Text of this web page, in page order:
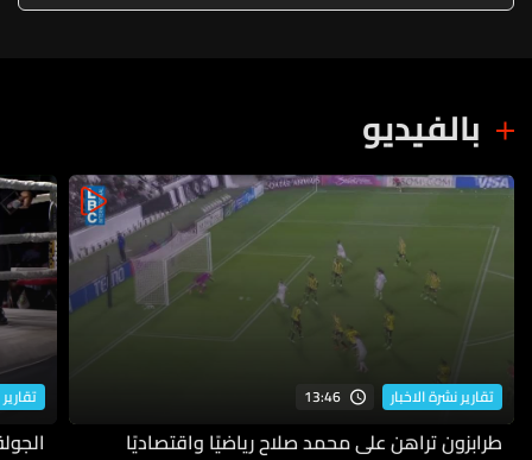
بالفيديو
تقارير نشرة الاخبار 13:46
طرابزون تراهن على محمد صلاح رياضيًا واقتصاديًا